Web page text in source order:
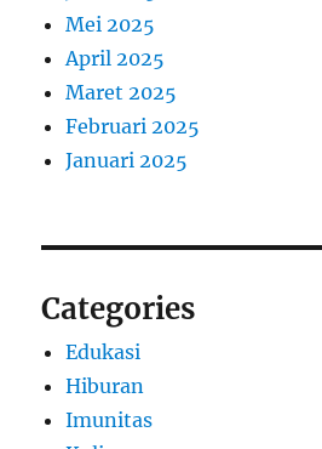
Mei 2025
April 2025
Maret 2025
Februari 2025
Januari 2025
Categories
Edukasi
Hiburan
Imunitas